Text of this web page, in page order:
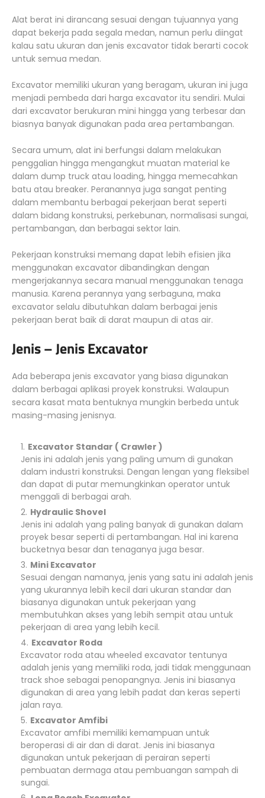
Alat berat ini dirancang sesuai dengan tujuannya yang
dapat bekerja pada segala medan, namun perlu diingat
kalau satu ukuran dan jenis excavator tidak berarti cocok
untuk semua medan.
Excavator memiliki ukuran yang beragam, ukuran ini juga
menjadi pembeda dari harga excavator itu sendiri. Mulai
dari excavator berukuran mini hingga yang terbesar dan
biasnya banyak digunakan pada area pertambangan.
Secara umum, alat ini berfungsi dalam melakukan
penggalian hingga mengangkut muatan material ke
dalam dump truck atau loading, hingga memecahkan
batu atau breaker. Peranannya juga sangat penting
dalam membantu berbagai pekerjaan berat seperti
dalam bidang konstruksi, perkebunan, normalisasi sungai,
pertambangan, dan berbagai sektor lain.
Pekerjaan konstruksi memang dapat lebih efisien jika
menggunakan excavator dibandingkan dengan
mengerjakannya secara manual menggunakan tenaga
manusia. Karena perannya yang serbaguna, maka
excavator selalu dibutuhkan dalam berbagai jenis
pekerjaan berat baik di darat maupun di atas air.
Jenis – Jenis Excavator
Ada beberapa jenis excavator yang biasa digunakan
dalam berbagai aplikasi proyek konstruksi. Walaupun
secara kasat mata bentuknya mungkin berbeda untuk
masing-masing jenisnya.
Excavator Standar ( Crawler )
Jenis ini adalah jenis yang paling umum di gunakan
dalam industri konstruksi. Dengan lengan yang fleksibel
dan dapat di putar memungkinkan operator untuk
menggali di berbagai arah.
Hydraulic Shovel
Jenis ini adalah yang paling banyak di gunakan dalam
proyek besar seperti di pertambangan. Hal ini karena
bucketnya besar dan tenaganya juga besar.
Mini Excavator
Sesuai dengan namanya, jenis yang satu ini adalah jenis
yang ukurannya lebih kecil dari ukuran standar dan
biasanya digunakan untuk pekerjaan yang
membutuhkan akses yang lebih sempit atau untuk
pekerjaan di area yang lebih kecil.
Excavator Roda
Excavator roda atau wheeled excavator tentunya
adalah jenis yang memiliki roda, jadi tidak menggunaan
track shoe sebagai penopangnya. Jenis ini biasanya
digunakan di area yang lebih padat dan keras seperti
jalan raya.
Excavator Amfibi
Excavator amfibi memiliki kemampuan untuk
beroperasi di air dan di darat. Jenis ini biasanya
digunakan untuk pekerjaan di perairan seperti
pembuatan dermaga atau pembuangan sampah di
sungai.